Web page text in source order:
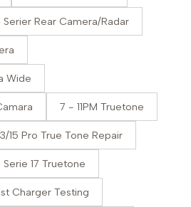
Serier Rear Camera/Radar
Wide
7 - 11PM Truetone
15 Pro True Tone Repair
Serie 17 Truetone
Charger Testing